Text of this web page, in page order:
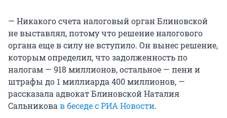
— Никакого счета налоговый орган Блиновской
не выставлял, потому что решение налогового
органа еще в силу не вступило. Он вынес решение,
которым определил, что задолженность по
налогам — 918 миллионов, остальное — пени и
штрафы до 1 миллиарда 400 миллионов, —
рассказала адвокат Блиновской Наталия
Сальниковав беседе с РИА Новости.